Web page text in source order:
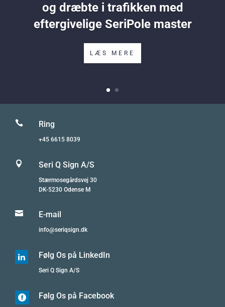
og dræbte i trafikken med
eftergivelige SeriPole master
LÆS MERE
 Ring
+45 6615 8039
 Seri Q Sign A/S
Stærmosegårdsvej 30
DK-5230 Odense M
 E-mail
info@seriqsign.dk
 Følg Os på LinkedIn
Seri Q Sign A/S
 Følg Os på Facebook